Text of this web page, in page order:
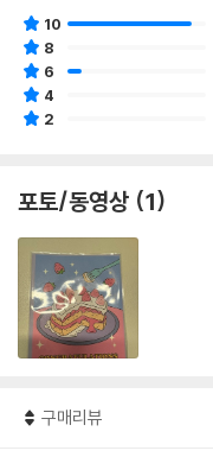
10
8
6
4
2
포토/동영상 (1)
구매리뷰